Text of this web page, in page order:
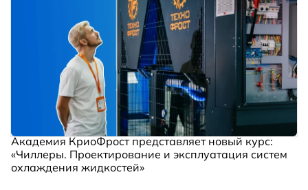
Академия КриоФрост представляет новый курс:
«Чиллеры. Проектирование и эксплуатация систем
охлаждения жидкостей»